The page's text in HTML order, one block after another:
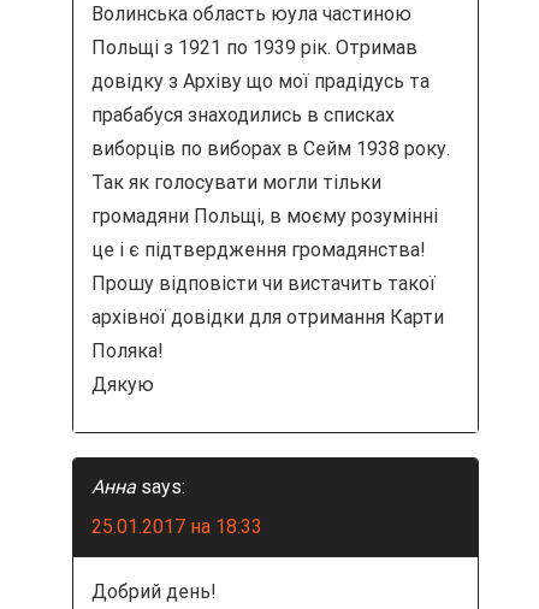
Волинська область юула частиною
Польщі з 1921 по 1939 рік. Отримав
довідку з Архіву що мої прадідусь та
прабабуся знаходились в списках
виборців по виборах в Сейм 1938 року.
Так як голосувати могли тільки
громадяни Польщі, в моєму розумінні
це і є підтвердження громадянства!
Прошу відповісти чи вистачить такої
архівної довідки для отримання Карти
Поляка!
Дякую
Анна says:
25.01.2017 на 18:33
Добрий день!